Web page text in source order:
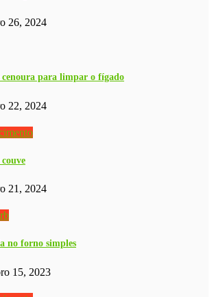
26, 2024
cenoura para limpar o fígado
22, 2024
21, 2024
no forno simples
15, 2023